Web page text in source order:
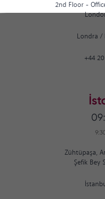
2nd Floor -
Londra /
+44
Zühtüpaşa,
Şefik Bey